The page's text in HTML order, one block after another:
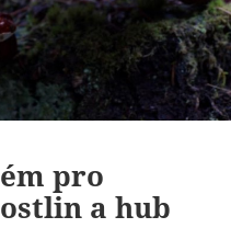
pro
a hub